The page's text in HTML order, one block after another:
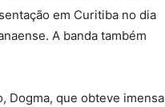
em Curitiba no dia
A banda também
Dogma, que obteve imensa